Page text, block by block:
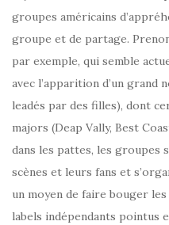
groupes américains
groupe et de partage.
par exemple, qui semble
avec l’apparition d’un grand
leadés par des filles), dont
majors (Deap Vally, Best
dans les pattes, les groupes
scènes et leurs fans et
un moyen de faire bouger
labels indépendants pointus